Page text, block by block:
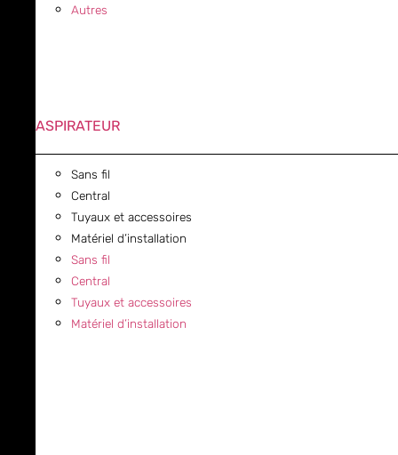
Autres
ASPIRATEUR
Sans fil
Central
Tuyaux et accessoires
Matériel d’installation
Sans fil
Central
Tuyaux et accessoires
Matériel d’installation